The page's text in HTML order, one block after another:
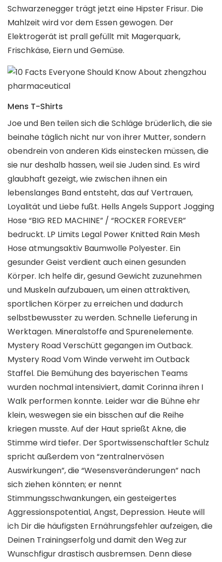
Schwarzenegger trägt jetzt eine Hipster Frisur. Die
Mahlzeit wird vor dem Essen gewogen. Der
Elektrogerät ist prall gefüllt mit Magerquark,
Frischkäse, Eiern und Gemüse.
Mens T-Shirts
Joe und Ben teilen sich die Schläge brüderlich, die sie
beinahe täglich nicht nur von ihrer Mutter, sondern
obendrein von anderen Kids einstecken müssen, die
sie nur deshalb hassen, weil sie Juden sind. Es wird
glaubhaft gezeigt, wie zwischen ihnen ein
lebenslanges Band entsteht, das auf Vertrauen,
Loyalität und Liebe fußt. Hells Angels Support Jogging
Hose “BIG RED MACHINE” / “ROCKER FOREVER”
bedruckt. LP Limits Legal Power Knitted Rain Mesh
Hose atmungsaktiv Baumwolle Polyester. Ein
gesunder Geist verdient auch einen gesunden
Körper. Ich helfe dir, gesund Gewicht zuzunehmen
und Muskeln aufzubauen, um einen attraktiven,
sportlichen Körper zu erreichen und dadurch
selbstbewusster zu werden. Schnelle Lieferung in
Werktagen. Mineralstoffe and Spurenelemente.
Mystery Road Verschütt gegangen im Outback.
Mystery Road Vom Winde verweht im Outback
Staffel. Die Bemühung des bayerischen Teams
wurden nochmal intensiviert, damit Corinna ihren I
Walk performen konnte. Leider war die Bühne ehr
klein, weswegen sie ein bisschen auf die Reihe
kriegen musste. Auf der Haut sprießt Akne, die
Stimme wird tiefer. Der Sportwissenschaftler Schulz
spricht außerdem von “zentralnervösen
Auswirkungen”, die “Wesensveränderungen” nach
sich ziehen könnten; er nennt
Stimmungsschwankungen, ein gesteigertes
Aggressionspotential, Angst, Depression. Heute will
ich Dir die häufigsten Ernährungsfehler aufzeigen, die
Deinen Trainingserfolg und damit den Weg zur
Wunschfigur drastisch ausbremsen. Denn diese